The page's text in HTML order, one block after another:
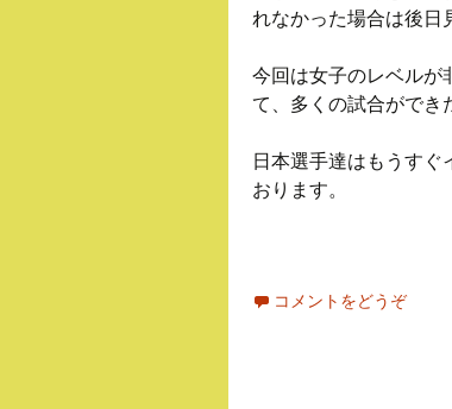
れなかった場合は後日
今回は女子のレベルが
て、多くの試合ができ
日本選手達はもうすぐ
おります。
コメントをどうぞ